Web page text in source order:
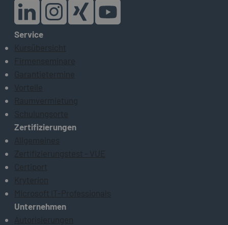
Service
Kursübersicht
Firmenseminare
Garantietermine
Vorteile
Raumvermietung
Schulungsorte
Zertifizierungen
Allgemeines
Zertifizierungstest - VUE
Certiport
Kryterion
Microsoft IT-Professionals
Unternehmen
Autorisierungen